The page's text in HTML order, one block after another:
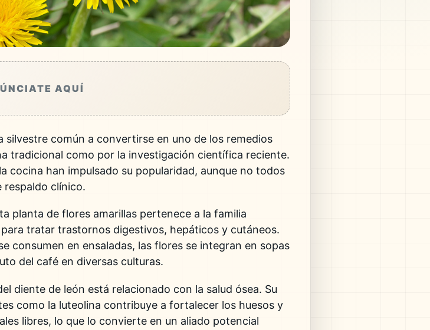
AQUÍ
silvestre común a convertirse en uno de los remedios
tradicional como por la investigación científica reciente.
cocina han impulsado su popularidad, aunque no todos
respaldo clínico.
planta de flores amarillas pertenece a la familia
tratar trastornos digestivos, hepáticos y cutáneos.
consumen en ensaladas, las flores se integran en sopas
del café en diversas culturas.
diente de león está relacionado con la salud ósea. Su
como la luteolina contribuye a fortalecer los huesos y
libres, lo que lo convierte en un aliado potencial